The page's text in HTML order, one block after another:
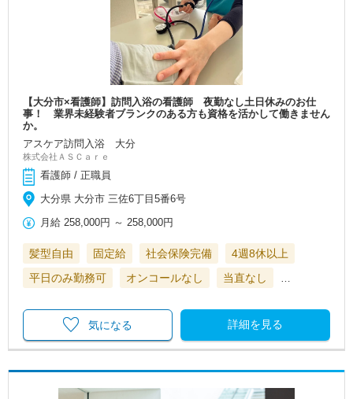
【大分市×看護師】訪問入浴の看護師 夜勤なし土日休みのお仕
事！ 業界未経験者ブランクのある方も資格を活かして働きません
か。
アスケア訪問入浴 大分
株式会社ＡＳＣａｒｅ
看護師 / 正職員
大分県 大分市 三佐6丁目5番6号
月給 258,000円 ～ 258,000円
髪型自由 固定給 社会保険完備
4週8休以上
平日のみ勤務可
オンコールなし 当直なし
詳細を見る
気になる